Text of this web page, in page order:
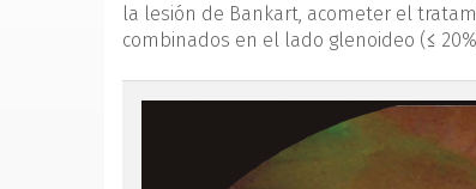
la lesión de Bankart, acometer el
combinados en el lado glenoideo (≤
figura1.png